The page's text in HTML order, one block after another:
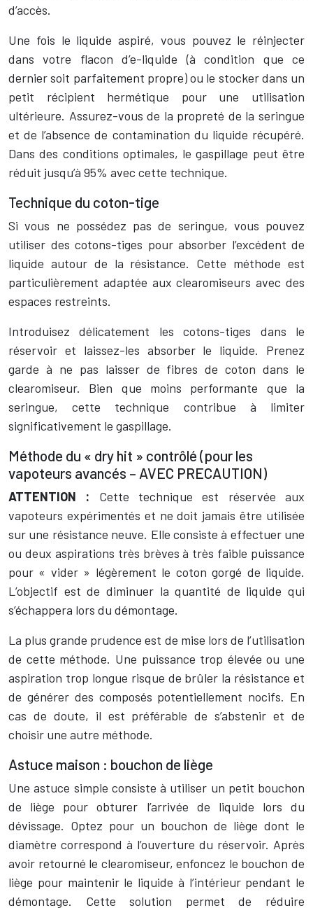
d’accès.
Une fois le liquide aspiré, vous pouvez le réinjecter
dans votre flacon d’e-liquide (à condition que ce
dernier soit parfaitement propre) ou le stocker dans un
petit récipient hermétique pour une utilisation
ultérieure. Assurez-vous de la propreté de la seringue
et de l’absence de contamination du liquide récupéré.
Dans des conditions optimales, le gaspillage peut être
réduit jusqu’à 95% avec cette technique.
Technique du coton-tige
Si vous ne possédez pas de seringue, vous pouvez
utiliser des cotons-tiges pour absorber l’excédent de
liquide autour de la résistance. Cette méthode est
particulièrement adaptée aux clearomiseurs avec des
espaces restreints.
Introduisez délicatement les cotons-tiges dans le
réservoir et laissez-les absorber le liquide. Prenez
garde à ne pas laisser de fibres de coton dans le
clearomiseur. Bien que moins performante que la
seringue, cette technique contribue à limiter
significativement le gaspillage.
Méthode du « dry hit » contrôlé (pour les
vapoteurs avancés – AVEC PRECAUTION)
ATTENTION : Cette technique est réservée aux
vapoteurs expérimentés et ne doit jamais être utilisée
sur une résistance neuve. Elle consiste à effectuer une
ou deux aspirations très brèves à très faible puissance
pour « vider » légèrement le coton gorgé de liquide.
L’objectif est de diminuer la quantité de liquide qui
s’échappera lors du démontage.
La plus grande prudence est de mise lors de l’utilisation
de cette méthode. Une puissance trop élevée ou une
aspiration trop longue risque de brûler la résistance et
de générer des composés potentiellement nocifs. En
cas de doute, il est préférable de s’abstenir et de
choisir une autre méthode.
Astuce maison : bouchon de liège
Une astuce simple consiste à utiliser un petit bouchon
de liège pour obturer l’arrivée de liquide lors du
dévissage. Optez pour un bouchon de liège dont le
diamètre correspond à l’ouverture du réservoir. Après
avoir retourné le clearomiseur, enfoncez le bouchon de
liège pour maintenir le liquide à l’intérieur pendant le
démontage. Cette solution permet de réduire